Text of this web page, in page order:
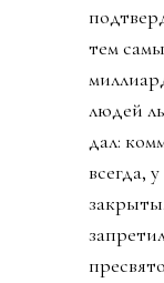
тем
людей
дал:
всегда,